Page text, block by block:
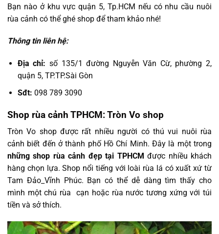
Bạn nào ở khu vực quận 5, Tp.HCM nếu có nhu cầu nuôi
rùa cảnh có thể ghé shop để tham khảo nhé!
Thông tin liên hệ:
Địa chỉ: số 135/1 đường Nguyễn Văn Cừ, phường 2,
quận 5, TP.TP.Sài Gòn
Sđt: 098 789 3090
Shop rùa cảnh TPHCM: Tròn Vo shop
Tròn Vo shop được rất nhiều người có thú vui nuôi rùa
cảnh biết đến ở thành phố Hồ Chí Minh. Đây là một trong
những shop rùa cảnh đẹp tại TPHCM được nhiều khách
hàng chọn lựa. Shop nổi tiếng với loài rùa lá có xuất xứ từ
Tam Đảo_Vĩnh Phúc. Bạn có thể dễ dàng tìm thấy cho
mình một chú rùa cạn hoặc rùa nước tương xứng với túi
tiền và sở thích.